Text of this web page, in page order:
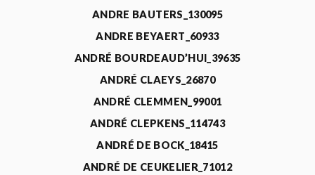
ANDRE BAUTERS_130095
ANDRE BEYAERT_60933
ANDRÉ BOURDEAUD’HUI_39635
ANDRÉ CLAEYS_26870
ANDRÉ CLEMMEN_99001
ANDRÉ CLEPKENS_114743
ANDRÉ DE BOCK_18415
ANDRÉ DE CEUKELIER_71012